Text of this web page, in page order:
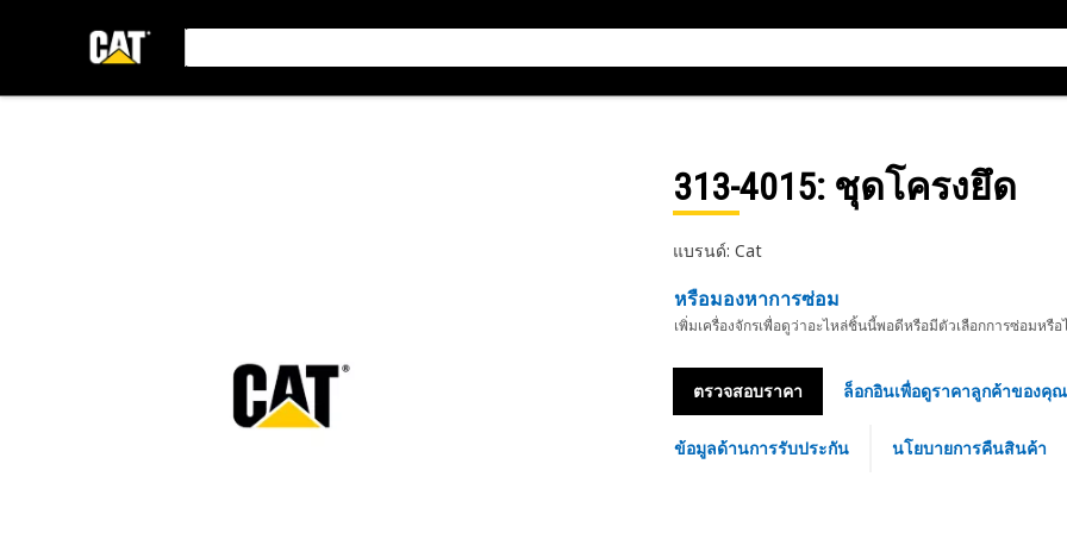
313-4015: ชุดโครงยึด
แบรนด์: Cat
หรือมองหาการซ่อม
เพิ่มเครื่องจักรเพื่อดูว่าอะไหล่ชิ้นนี้พอดีหรือมีตัวเลือกการซ่อมหรือ
ตรวจสอบราคา ล็อกอินเพื่อดูราคาลูกค้าของคุณ
ข้อมูลด้านการรับประกัน นโยบายการคืนสินค้า